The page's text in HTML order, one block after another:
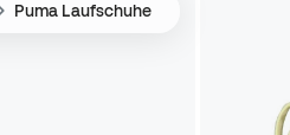
Puma Laufschuhe